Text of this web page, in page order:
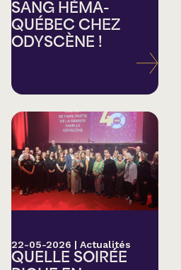
SANG HÉMA-
QUÉBEC CHEZ
ODYSCÈNE !
22-05-2026 | Actualités
QUELLE SOIRÉE